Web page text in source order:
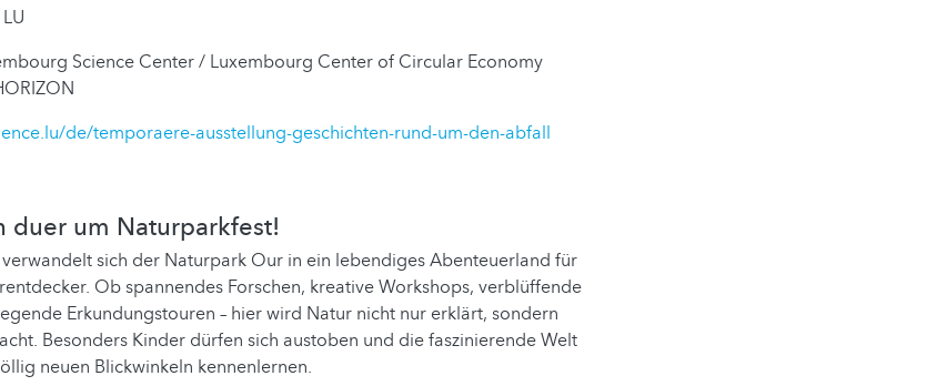
Science Center / Luxembourg Center of Circular Economy
de/temporaere-ausstellung-geschichten-rund-um-den-abfall
duer um Naturparkfest!
sich der Naturpark Our in ein lebendiges Abenteuerland für
Ob spannendes Forschen, kreative Workshops, verblüffende
Erkundungstouren – hier wird Natur nicht nur erklärt, sondern
Besonders Kinder dürfen sich austoben und die faszinierende Welt
neuen Blickwinkeln kennenlernen.